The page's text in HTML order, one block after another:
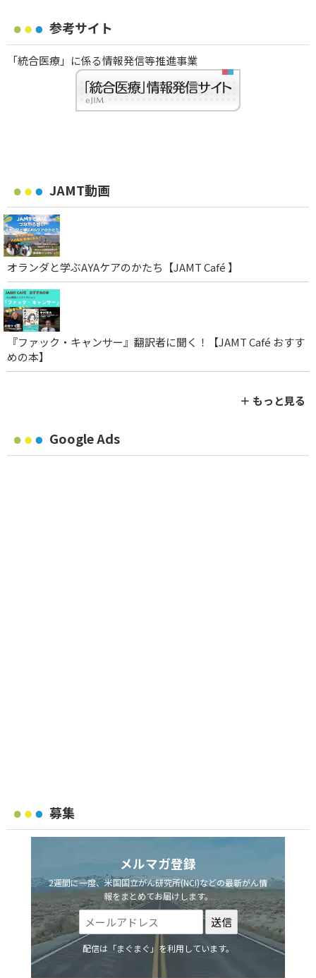
参考サイト
「統合医療」に係る情報発信等推進事業
JAMT動画
オランダと学ぶAYAケアのかたち【JAMT Café 】
『ファック・キャンサー』翻訳者に聞く！【JAMT Café おすす
めの本】
＋ もっと見る
Google Ads
募集
メルマガ登録
2週間に一度、米国国立がん研究所(NCI)などの最新がん情
報をまとめてお届けします。
配信は「まぐまぐ」を利用しています。